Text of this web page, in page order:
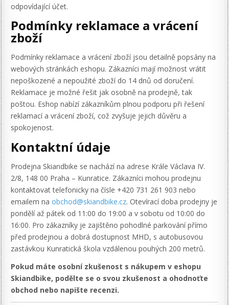
odpovídající účet.
Podmínky reklamace a vrácení
zboží
Podmínky reklamace a vrácení zboží jsou detailně popsány na
webových stránkách eshopu. Zákazníci mají možnost vrátit
nepoškozené a nepoužité zboží do 14 dnů od doručení.
Reklamace je možné řešit jak osobně na prodejně, tak
poštou. Eshop nabízí zákazníkům plnou podporu při řešení
reklamací a vrácení zboží, což zvyšuje jejich důvěru a
spokojenost.
Kontaktní údaje
Prodejna Skiandbike se nachází na adrese Krále Václava IV.
2/8, 148 00 Praha – Kunratice. Zákazníci mohou prodejnu
kontaktovat telefonicky na čísle +420 731 261 903 nebo
emailem naobchod@skiandbike.cz. Otevírací doba prodejny je
pondělí až pátek od 11:00 do 19:00 a v sobotu od 10:00 do
16:00. Pro zákazníky je zajištěno pohodlné parkování přímo
před prodejnou a dobrá dostupnost MHD, s autobusovou
zastávkou Kunratická škola vzdálenou pouhých 200 metrů.
Pokud máte osobní zkušenost s nákupem v eshopu
Skiandbike, podělte se o svou zkušenost a ohodnoťte
obchod nebo napište recenzi.